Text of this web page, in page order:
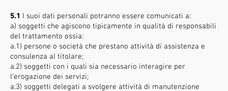
5.1 I suoi dati personali potranno essere comunicati a:
a) soggetti che agiscono tipicamente in qualità di responsabili
del trattamento ossia:
a.1) persone o società che prestano attività di assistenza e
consulenza al titolare;
a.2) soggetti con i quali sia necessario interagire per
l’erogazione dei servizi;
a.3) soggetti delegati a svolgere attività di manutenzione